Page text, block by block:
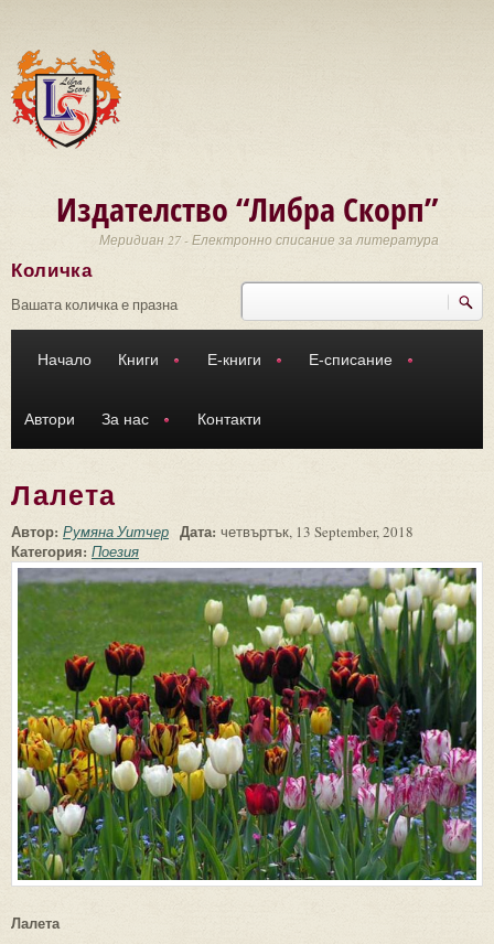
Издателство “Либра Скорп”
Меридиан 27 - Електронно списание за литература
Търси
Количка
Вашата количка е празна
Начало Книги Е-книги Е-списание
Автори За нас Контакти
Лалета
Автор: Румяна Уитчер Дата: четвъртък, 13 September, 2018
Категория: Поезия
Лалета